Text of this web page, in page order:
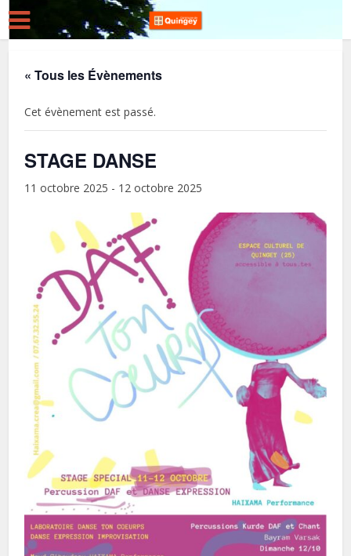
« Tous les Évènements
Cet évènement est passé.
STAGE DANSE
11 octobre 2025 - 12 octobre 2025